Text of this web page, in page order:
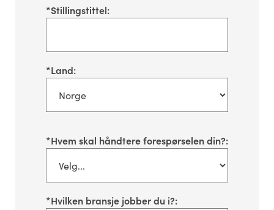
*Stillingstittel:
*Land:
*Hvem skal håndtere forespørselen din?:
*Hvilken bransje jobber du i?: